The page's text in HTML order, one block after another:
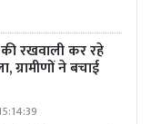
रखवाली कर रहे
ग्रामीणों ने बचाई